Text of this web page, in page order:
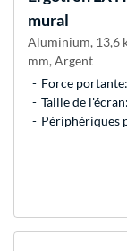
mural
Aluminium, 13,6
mm, Argent
Force
Taille de
Périphériques